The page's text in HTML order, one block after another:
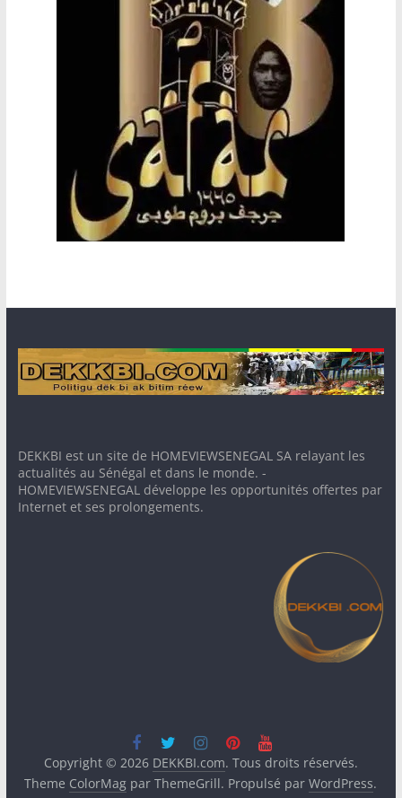
DEKKBI est un site de HOMEVIEWSENEGAL SA relayant les
actualités au Sénégal et dans le monde. -
HOMEVIEWSENEGAL développe les opportunités offertes par
Internet et ses prolongements.
Copyright © 2026 DEKKBI.com. Tous droits réservés.
Theme ColorMag par ThemeGrill. Propulsé parWordPress.